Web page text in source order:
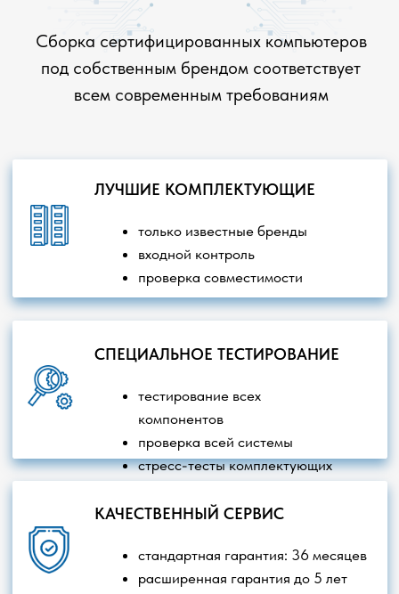
О компании
Контакты
Компьютеры
Моноблоки
Робототехника Офисная техника
Наши проекты